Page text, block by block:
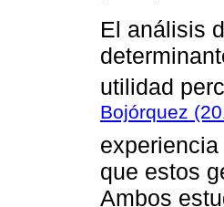
El análisis
utilidad
Bojórquez
que estos
Ambos